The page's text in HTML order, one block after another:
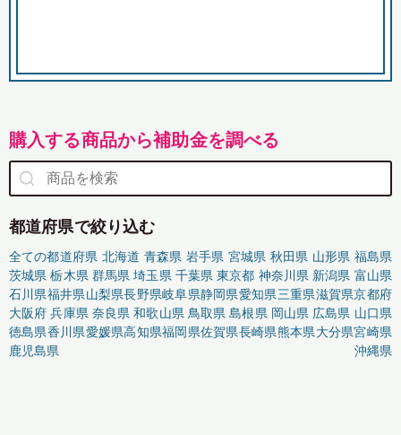
購入する商品から補助金を調べる
都道府県で絞り込む
全ての都道府県 北海道 青森県 岩手県 宮城県 秋田県 山形県 福島県
茨城県 栃木県 群馬県 埼玉県 千葉県 東京都 神奈川県 新潟県 富山県
石川県福井県山梨県長野県岐阜県静岡県愛知県三重県滋賀県京都府
大阪府 兵庫県 奈良県 和歌山県 鳥取県 島根県 岡山県 広島県 山口県
徳島県香川県愛媛県高知県福岡県佐賀県長崎県熊本県大分県宮崎県
鹿児島県
沖縄県